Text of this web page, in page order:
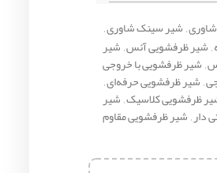
,شیر سینک شاوری,
,شیر ظرفشویی آئس,شیر
,شیر ظرفشویی با خروجی
,شیر ظرفشویی حرفه‌ای,
ظرفشویی کلاسیک,شیر
دار,شیر ظرفشویی مقاوم